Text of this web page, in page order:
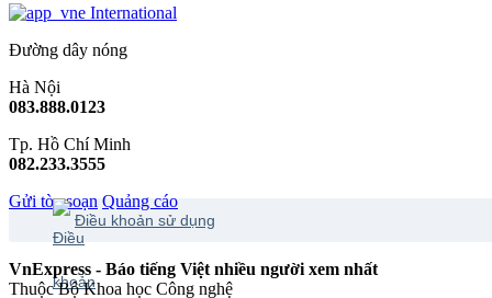
International
Đường dây nóng
Hà Nội
083.888.0123
Tp. Hồ Chí Minh
082.233.3555
Gửi tòa soạn Quảng cáo
Điều khoản sử dụng
VnExpress - Báo tiếng Việt nhiều người xem nhất
Thuộc Bộ Khoa học Công nghệ